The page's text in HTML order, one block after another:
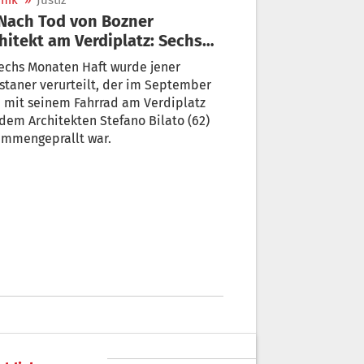
am Verdiplatz: Sechs
Haft für Pakistaner
Monaten Haft wurde jener
verurteilt, der im September
mit seinem Fahrrad am Verdiplatz
Architekten Stefano Bilato (62)
war.